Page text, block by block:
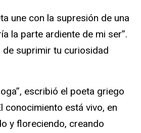
une con la supresión de una
la parte ardiente de mi ser”.
de suprimir tu curiosidad
escribió el poeta griego
conocimiento está vivo, en
y floreciendo, creando